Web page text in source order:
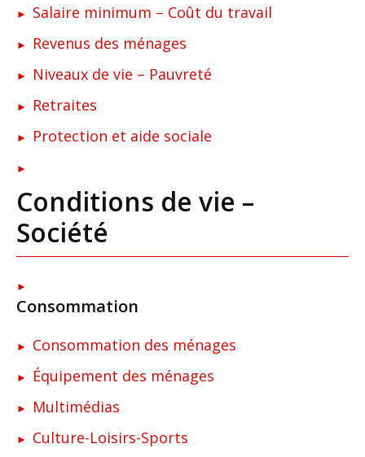
Salaire minimum – Coût du travail
Revenus des ménages
Niveaux de vie – Pauvreté
Retraites
Protection et aide sociale
Conditions de vie –
Société
Consommation
Consommation des ménages
Équipement des ménages
Multimédias
Culture-Loisirs-Sports